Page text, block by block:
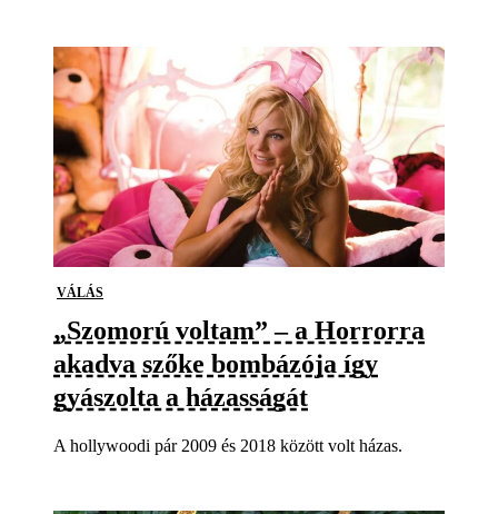
VÁLÁS
„Szomorú voltam” – a Horrorra
akadva szőke bombázója így
gyászolta a házasságát
A hollywoodi pár 2009 és 2018 között volt házas.